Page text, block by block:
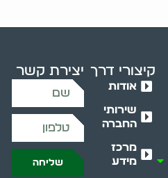
קיצורי דרך
אודות
שירותי
החברה
מרכז
מידע
יצירת קשר
שליחה